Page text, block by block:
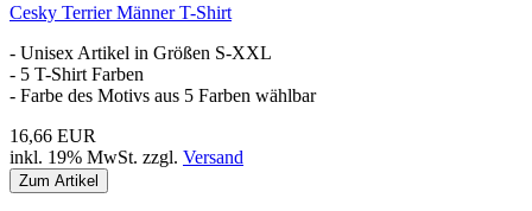
Cesky Terrier Männer T-Shirt
- Unisex Artikel in Größen S-XXL
- 5 T-Shirt Farben
- Farbe des Motivs aus 5 Farben wählbar
16,66 EUR
inkl. 19% MwSt. zzgl. Versand
Zum Artikel